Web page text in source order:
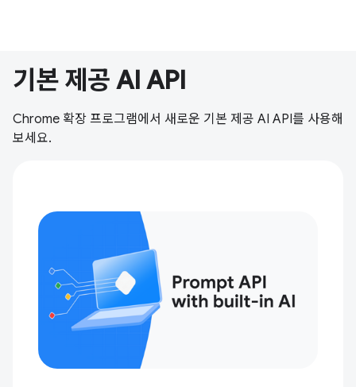
기본 제공 AI API
Chrome 확장 프로그램에서 새로운 기본 제공 AI API를 사용해
보세요.